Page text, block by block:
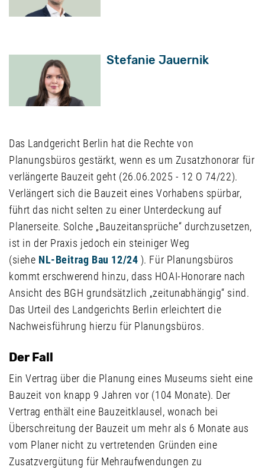
Stefanie Jauernik
Das Landgericht Berlin hat die Rechte von
Planungsbüros gestärkt, wenn es um Zusatzhonorar für
verlängerte Bauzeit geht (26.06.2025 - 12 O 74/22).
Verlängert sich die Bauzeit eines Vorhabens spürbar,
führt das nicht selten zu einer Unterdeckung auf
Planerseite. Solche „Bauzeitansprüche“ durchzusetzen,
ist in der Praxis jedoch ein steiniger Weg
(siehe NL-Beitrag Bau 12/24 ). Für Planungsbüros
kommt erschwerend hinzu, dass HOAI-Honorare nach
Ansicht des BGH grundsätzlich „zeitunabhängig“ sind.
Das Urteil des Landgerichts Berlin erleichtert die
Nachweisführung hierzu für Planungsbüros.
Der Fall
Ein Vertrag über die Planung eines Museums sieht eine
Bauzeit von knapp 9 Jahren vor (104 Monate). Der
Vertrag enthält eine Bauzeitklausel, wonach bei
Überschreitung der Bauzeit um mehr als 6 Monate aus
vom Planer nicht zu vertretenden Gründen eine
Zusatzvergütung für Mehraufwendungen zu